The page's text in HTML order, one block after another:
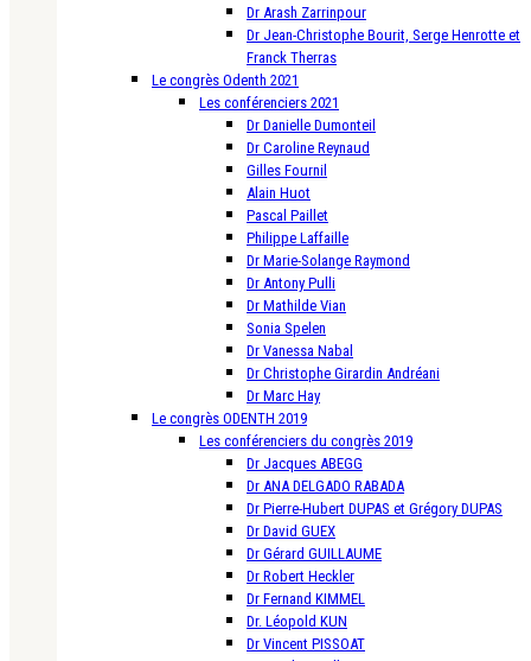
Dr Arash Zarrinpour
Dr Jean-Christophe Bourit, Serge Henrotte et
Franck Therras
Le congrès Odenth 2021
Les conférenciers 2021
Dr Danielle Dumonteil
Dr Caroline Reynaud
Gilles Fournil
Alain Huot
Pascal Paillet
Philippe Laffaille
Dr Marie-Solange Raymond
Dr Antony Pulli
Dr Mathilde Vian
Sonia Spelen
Dr Vanessa Nabal
Dr Christophe Girardin Andréani
Dr Marc Hay
Le congrès ODENTH 2019
Les conférenciers du congrès 2019
Dr Jacques ABEGG
Dr ANA DELGADO RABADA
Dr Pierre-Hubert DUPAS et Grégory DUPAS
Dr David GUEX
Dr Gérard GUILLAUME
Dr Robert Heckler
Dr Fernand KIMMEL
Dr. Léopold KUN
Dr Vincent PISSOAT